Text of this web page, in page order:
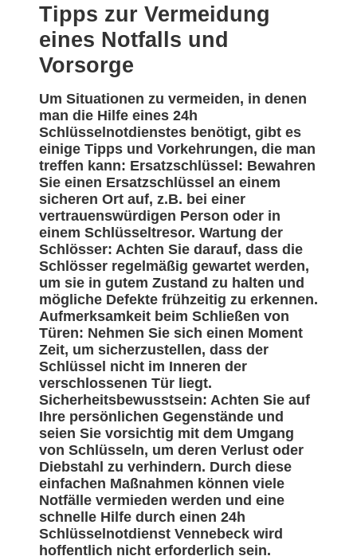
Tipps zur Vermeidung
eines Notfalls und
Vorsorge
Um Situationen zu vermeiden, in denen
man die Hilfe eines 24h
Schlüsselnotdienstes benötigt, gibt es
einige Tipps und Vorkehrungen, die man
treffen kann: Ersatzschlüssel: Bewahren
Sie einen Ersatzschlüssel an einem
sicheren Ort auf, z.B. bei einer
vertrauenswürdigen Person oder in
einem Schlüsseltresor. Wartung der
Schlösser: Achten Sie darauf, dass die
Schlösser regelmäßig gewartet werden,
um sie in gutem Zustand zu halten und
mögliche Defekte frühzeitig zu erkennen.
Aufmerksamkeit beim Schließen von
Türen: Nehmen Sie sich einen Moment
Zeit, um sicherzustellen, dass der
Schlüssel nicht im Inneren der
verschlossenen Tür liegt.
Sicherheitsbewusstsein: Achten Sie auf
Ihre persönlichen Gegenstände und
seien Sie vorsichtig mit dem Umgang
von Schlüsseln, um deren Verlust oder
Diebstahl zu verhindern. Durch diese
einfachen Maßnahmen können viele
Notfälle vermieden werden und eine
schnelle Hilfe durch einen 24h
Schlüsselnotdienst Vennebeck wird
hoffentlich nicht erforderlich sein.